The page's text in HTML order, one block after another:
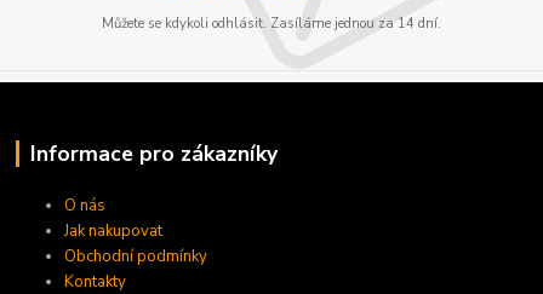
Můžete se kdykoli odhlásit. Zasíláme jednou za 14 dní.
Informace pro zákazníky
O nás
Jak nakupovat
Obchodní podmínky
Kontakty